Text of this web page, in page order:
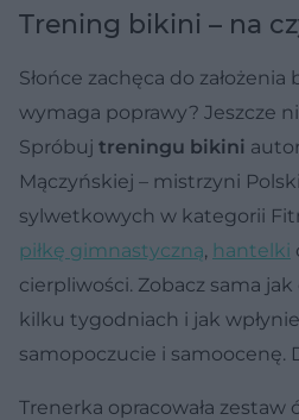
Trening bikini – na
Słońce zachęca do
wymaga poprawy? Jeszcze
Spróbuj treningu bikini
Mączyńskiej – mistrzyni
sylwetkowych w kategorii
piłkę gimnastyczną, hantelki
cierpliwości. Zobacz sama jak
kilku tygodniach i jak
samopoczucie i samoocenę.
Trenerka opracowała zestaw